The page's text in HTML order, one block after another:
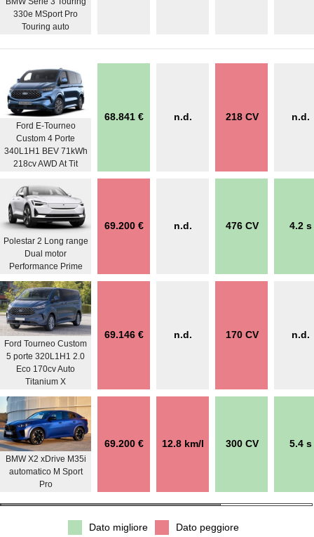
330e MSport Pro
Touring auto
Ford E-Tourneo
Custom 4 Porte
340L1H1 BEV 71kWh
218cv AWD At Tit
68.841 € n.d. 218 CV n.d.
Polestar 2 Long range
Dual motor
Performance Prime
69.200 € n.d. 476 CV 4.2 s
Ford Tourneo Custom
5 porte 320L1H1 2.0
Eco 170cv Auto
Titanium X
69.146 € n.d. 170 CV n.d.
BMW X2 xDrive M35i
automatico M Sport
Pro
69.200 € 12.8 km/l 300 CV 5.4 s
Dato migliore Dato peggiore